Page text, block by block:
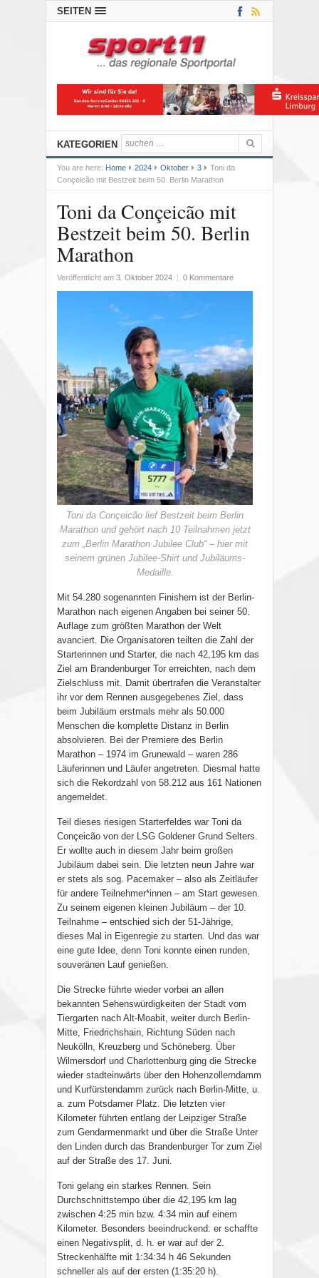
SEITEN
KATEGORIEN
You are here: Home 2024 Oktober 3
Toni da
Conçeicão mit Bestzeit beim 50. Berlin Marathon
Toni da Conçeicão mit
Bestzeit beim 50. Berlin
Marathon
Veröffentlicht am 3. Oktober 2024 0 Kommentare
Toni da Conçeicão lief Bestzeit beim Berlin
Marathon und gehört nach 10 Teilnahmen jetzt
zum „Berlin Marathon Jubilee Club“ – hier mit
seinem grünen Jubilee-Shirt und Jubiläums-
Medaille.
Mit 54.280 sogenannten Finishern ist der Berlin-
Marathon nach eigenen Angaben bei seiner 50.
Auflage zum größten Marathon der Welt
avanciert. Die Organisatoren teilten die Zahl der
Starterinnen und Starter, die nach 42,195 km das
Ziel am Brandenburger Tor erreichten, nach dem
Zielschluss mit. Damit übertrafen die Veranstalter
ihr vor dem Rennen ausgegebenes Ziel, dass
beim Jubiläum erstmals mehr als 50.000
Menschen die komplette Distanz in Berlin
absolvieren. Bei der Premiere des Berlin
Marathon – 1974 im Grunewald – waren 286
Läuferinnen und Läufer angetreten. Diesmal hatte
sich die Rekordzahl von 58.212 aus 161 Nationen
angemeldet.
Teil dieses riesigen Starterfeldes war Toni da
Conçeicão von der LSG Goldener Grund Selters.
Er wollte auch in diesem Jahr beim großen
Jubiläum dabei sein. Die letzten neun Jahre war
er stets als sog. Pacemaker – also als Zeitläufer
für andere Teilnehmer*innen – am Start gewesen.
Zu seinem eigenen kleinen Jubiläum – der 10.
Teilnahme – entschied sich der 51-Jährige,
dieses Mal in Eigenregie zu starten. Und das war
eine gute Idee, denn Toni konnte einen runden,
souveränen Lauf genießen.
Die Strecke führte wieder vorbei an allen
bekannten Sehenswürdigkeiten der Stadt vom
Tiergarten nach Alt-Moabit, weiter durch Berlin-
Mitte, Friedrichshain, Richtung Süden nach
Neukölln, Kreuzberg und Schöneberg. Über
Wilmersdorf und Charlottenburg ging die Strecke
wieder stadteinwärts über den Hohenzollerndamm
und Kurfürstendamm zurück nach Berlin-Mitte, u.
a. zum Potsdamer Platz. Die letzten vier
Kilometer führten entlang der Leipziger Straße
zum Gendarmenmarkt und über die Straße Unter
den Linden durch das Brandenburger Tor zum Ziel
auf der Straße des 17. Juni.
Toni gelang ein starkes Rennen. Sein
Durchschnittstempo über die 42,195 km lag
zwischen 4:25 min bzw. 4:34 min auf einem
Kilometer. Besonders beeindruckend: er schaffte
einen Negativsplit, d. h. er war auf der 2.
Streckenhälfte mit 1:34:34 h 46 Sekunden
schneller als auf der ersten (1:35:20 h).